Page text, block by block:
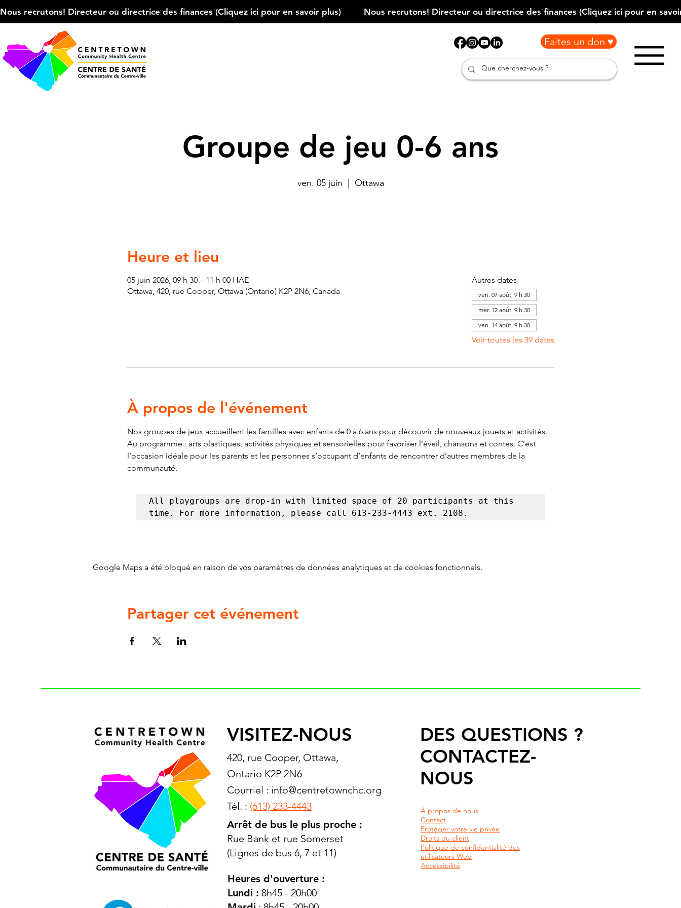
Nous recrutons! Directeur ou directrice des finances (Cliquez ici pour en savoir plus)
Faites un don ♥
Groupe de jeu 0-6 ans
ven. 05 juin Ottawa
Heure et lieu
05 juin 2026, 09 h 30 – 11 h 00 HAE
Ottawa, 420, rue Cooper, Ottawa (Ontario) K2P 2N6, Canada
Autres dates
ven. 07 août, 9 h 30
mer. 12 août, 9 h 30
ven. 14 août, 9 h 30
Voir toutes les 39 dates
À propos de l'événement
Nos groupes de jeux accueillent les familles avec enfants de 0 à 6 ans pour découvrir de nouveaux jouets et activités.
Au programme : arts plastiques, activités physiques et sensorielles pour favoriser l’éveil, chansons et contes. C’est
l’occasion idéale pour les parents et les personnes s’occupant d’enfants de rencontrer d’autres membres de la
communauté.
All playgroups are drop-in with limited space of 20 participants at this
time. For more information, please call 613-233-4443 ext. 2108.
Google Maps a été bloqué en raison de vos paramètres de données analytiques et de cookies fonctionnels.
Partager cet événement
VISITEZ-NOUS
420, rue Cooper, Ottawa,
Ontario K2P 2N6
Courriel : info@centretownchc.org
Tél. : (613) 233-4443
Arrêt de bus le plus proche :
Rue Bank et rue Somerset
(Lignes de bus 6, 7 et 11)
Heures d'ouverture :
Lundi : 8h45 - 20h00
DES QUESTIONS ?
CONTACTEZ-
NOUS
À propos de nous
Contact
Protéger votre vie privée
Droits du client
Politique de confidentialité des
utilisateurs Web
Accessibilité